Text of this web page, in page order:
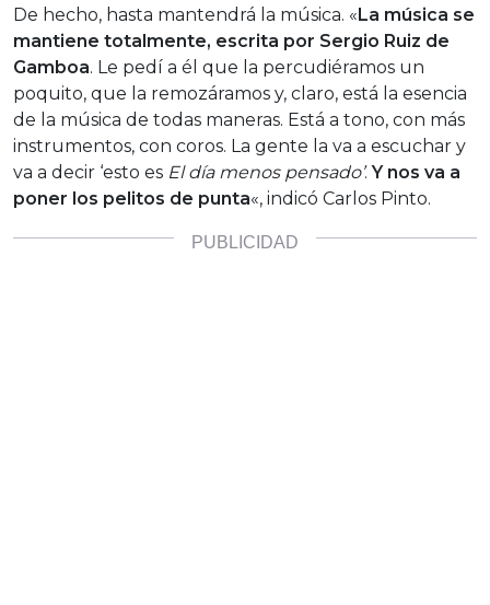
De hecho, hasta mantendrá la música. «La música se
mantiene totalmente, escrita por Sergio Ruiz de
Gamboa. Le pedí a él que la percudiéramos un
poquito, que la remozáramos y, claro, está la esencia
de la música de todas maneras. Está a tono, con más
instrumentos, con coros. La gente la va a escuchar y
va a decir ‘esto es El día menos pensado’.Y nos va a
poner los pelitos de punta«, indicó Carlos Pinto.